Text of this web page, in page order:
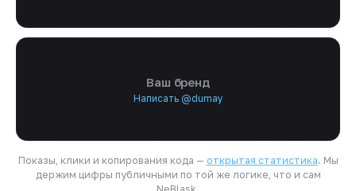
Ваш бренд
Написать @dumay
Показы, клики и копирования кода — открытая статистика. Мы
держим цифры публичными по той же логике, что и сам